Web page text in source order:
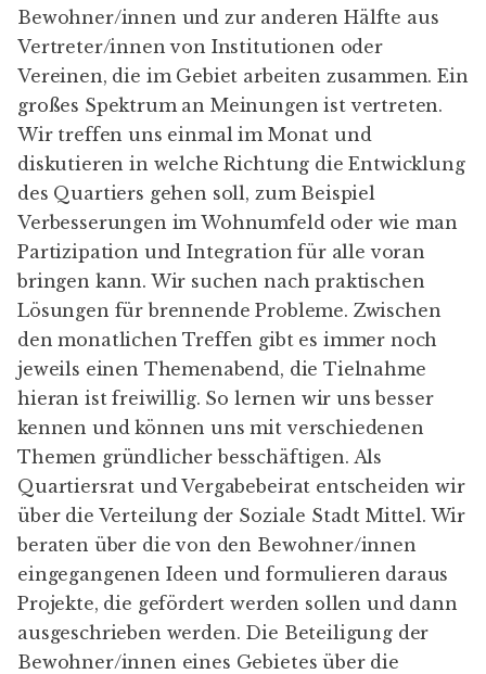
Bewohner/innen und zur anderen Hälfte aus
Vertreter/innen von Institutionen oder
Vereinen, die im Gebiet arbeiten zusammen. Ein
großes Spektrum an Meinungen ist vertreten.
Wir treffen uns einmal im Monat und
diskutieren in welche Richtung die Entwicklung
des Quartiers gehen soll, zum Beispiel
Verbesserungen im Wohnumfeld oder wie man
Partizipation und Integration für alle voran
bringen kann. Wir suchen nach praktischen
Lösungen für brennende Probleme. Zwischen
den monatlichen Treffen gibt es immer noch
jeweils einen Themenabend, die Tielnahme
hieran ist freiwillig. So lernen wir uns besser
kennen und können uns mit verschiedenen
Themen gründlicher besschäftigen. Als
Quartiersrat und Vergabebeirat entscheiden wir
über die Verteilung der Soziale Stadt Mittel. Wir
beraten über die von den Bewohner/innen
eingegangenen Ideen und formulieren daraus
Projekte, die gefördert werden sollen und dann
ausgeschrieben werden. Die Beteiligung der
Bewohner/innen eines Gebietes über die